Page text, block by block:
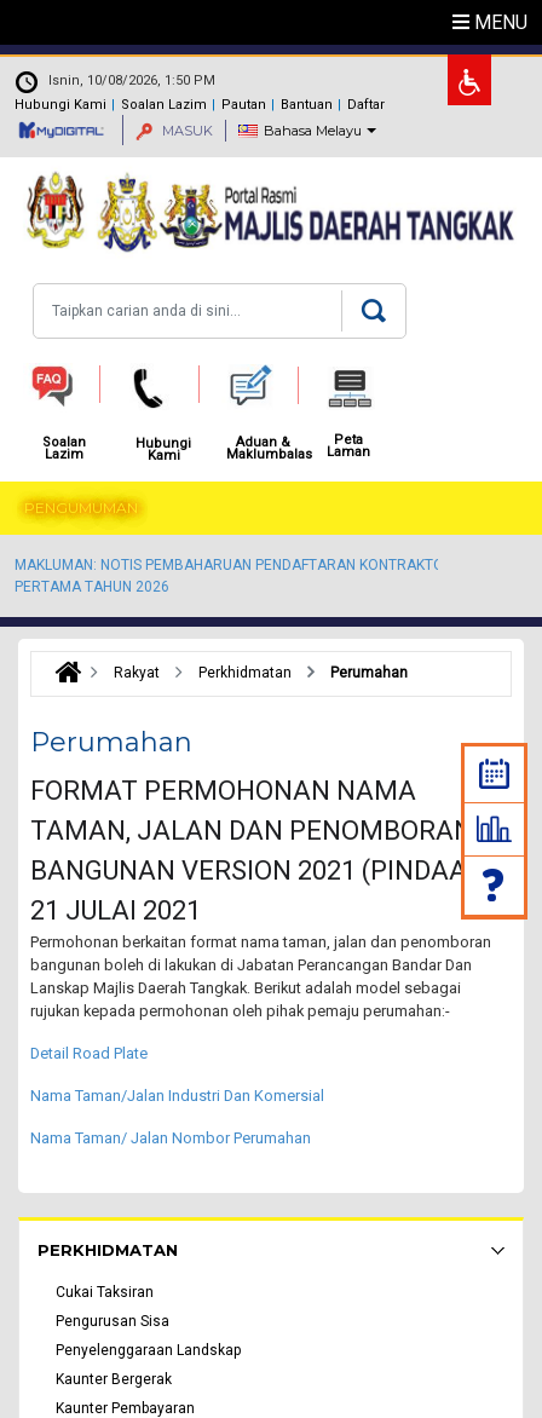
MENU
.
Isnin, 10/08/2026, 1:50 PM
Hubungi Kami
Soalan Lazim Pautan Bantuan Daftar
MASUK Bahasa Melayu
Soalan
Lazim
Hubungi
Kami
Aduan &
Maklumbalas
Peta
Laman
PENGUMUMAN
MAKLUMAN: NOTIS PEMBAHARUAN PENDAFTARAN KONTRAKTOR KALI
PERTAMA TAHUN 2026
Rakyat Perkhidmatan Perumahan
Perumahan
FORMAT PERMOHONAN NAMA
TAMAN, JALAN DAN PENOMBORAN
BANGUNAN VERSION 2021 (PINDAAN)
21 JULAI 2021
Permohonan berkaitan format nama taman, jalan dan penomboran
bangunan boleh di lakukan di Jabatan Perancangan Bandar Dan
Lanskap Majlis Daerah Tangkak. Berikut adalah model sebagai
rujukan kepada permohonan oleh pihak pemaju perumahan:-
Detail Road Plate
Nama Taman/Jalan Industri Dan Komersial
Nama Taman/ Jalan Nombor Perumahan
PERKHIDMATAN
Cukai Taksiran
Pengurusan Sisa
Penyelenggaraan Landskap
Kaunter Bergerak
Kaunter Pembayaran